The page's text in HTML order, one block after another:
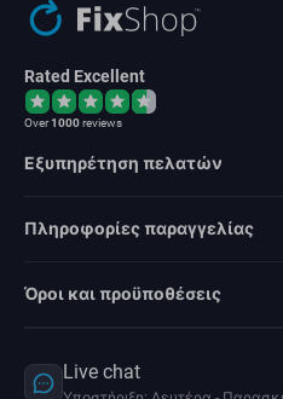
Rated Excellent
Over1000reviews
Εξυπηρέτηση πελατών
Πληροφορίες παραγγελίας
Όροι και προϋποθέσεις
Live chat